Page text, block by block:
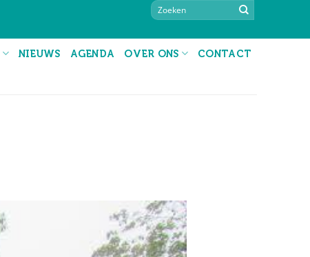
NIEUWS AGENDA OVER ONS CONTACT